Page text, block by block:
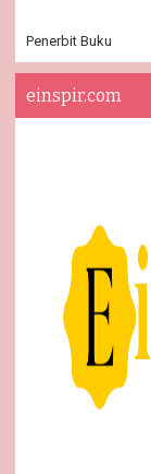
Penerbit Buku
einspir.com